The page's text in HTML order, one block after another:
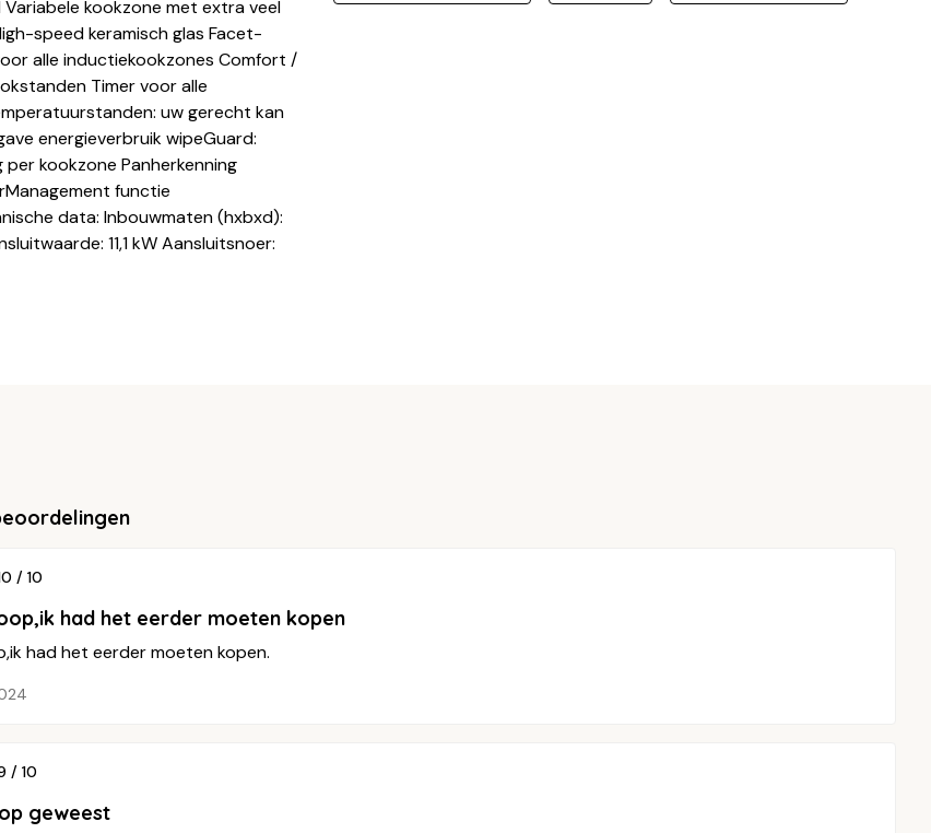
Variabele kookzone met extra veel
speed keramisch glas Facet-
alle inductiekookzones Comfort /
Timer voor alle
uw gerecht kan
energieverbruik wipeGuard:
kookzone Panherkenning
functie
data: Inbouwmaten (hxbxd):
11,1 kW Aansluitsnoer:
/ 10
had het eerder moeten kopen
had het eerder moeten kopen.
/ 10
geweest